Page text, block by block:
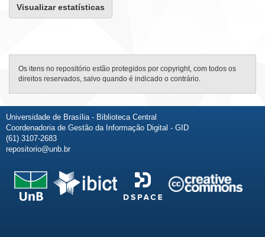
Visualizar estatísticas
Os itens no repositório estão protegidos por copyright, com todos os
direitos reservados, salvo quando é indicado o contrário.
Universidade de Brasília - Biblioteca Central
Coordenadoria de Gestão da Informação Digital - GID
(61) 3107-2683
repositorio@unb.br